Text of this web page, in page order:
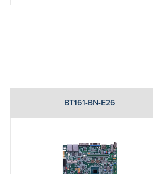
BT161-BN-E26